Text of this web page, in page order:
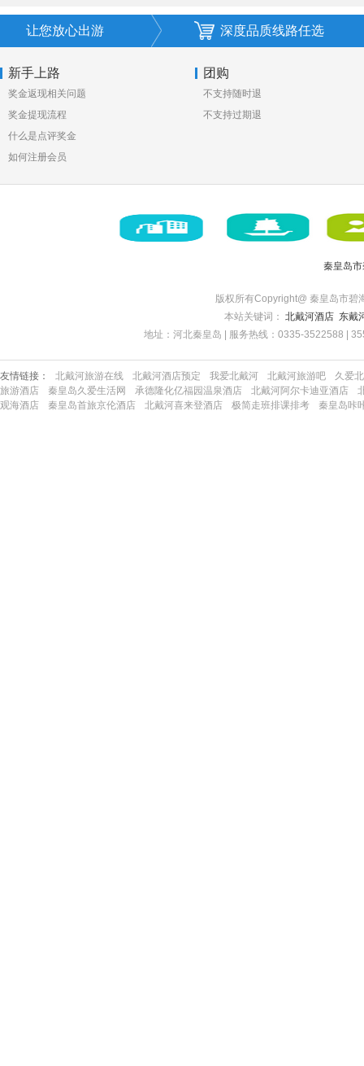
让您放心出游 深度品质线路任选
新手上路
奖金返现相关问题
奖金提现流程
什么是点评奖金
如何注册会员
团购
不支持随时退
不支持过期退
秦皇岛
版权所有Copyright@ 秦皇岛市
本站关键词： 北戴河酒店 东戴
地址：河北秦皇岛 | 服务热线：0335-3522588 |
友情链接： 北戴河旅游在线 北戴河酒店预定 我爱北戴河 北戴河旅游吧
久爱
旅游酒店
秦皇岛久爱生活网 承德隆化亿福园温泉酒店 北戴河阿尔卡迪亚酒店
观海酒店
秦皇岛首旅京伦酒店 北戴河喜来登酒店 极简走班排课排考 秦皇岛咔